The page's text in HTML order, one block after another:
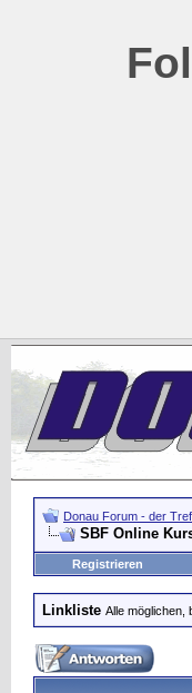
Donau Forum - der
SBF Online
Registrieren
Linkliste Alle möglichen,